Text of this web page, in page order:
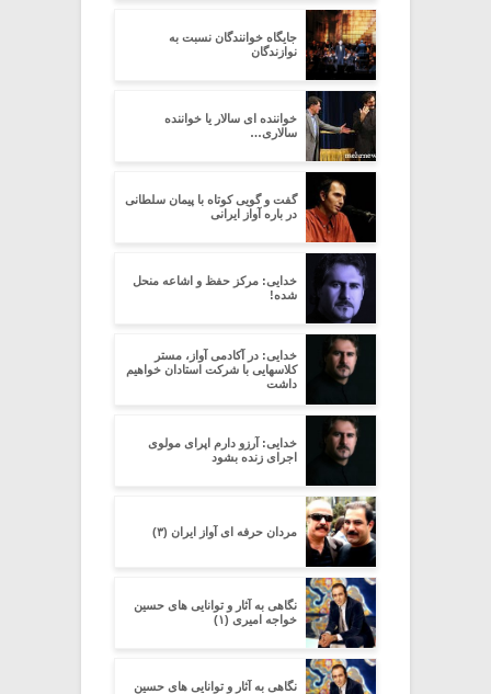
جایگاه خوانندگان نسبت به
نوازندگان
خواننده ای سالار یا خواننده
سالاری…
گفت و گویی کوتاه با پیمان سلطانی
در باره آواز ایرانی
خدایی: مرکز حفظ و اشاعه منحل
شده!
خدایی: در آکادمی آواز، مستر
کلاسهایی با شرکت استادان خواهیم
داشت
خدایی: آرزو دارم اپرای مولوی
اجرای زنده بشود
مردان حرفه ای آواز ایران (۳)
نگاهی به آثار و توانایی های حسین
خواجه امیری (۱)
نگاهی به آثار و توانایی های حسین